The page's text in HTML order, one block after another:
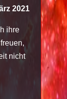
2021
ihre
nicht